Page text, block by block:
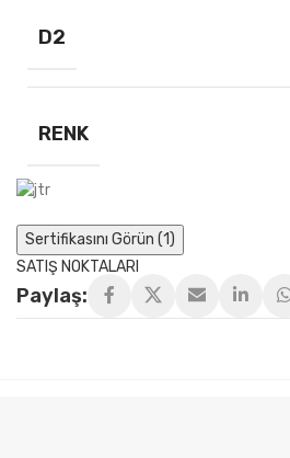
D2
RENK
Sertifikasını Görün (1)
SATIŞ NOKTALARI
Paylaş: